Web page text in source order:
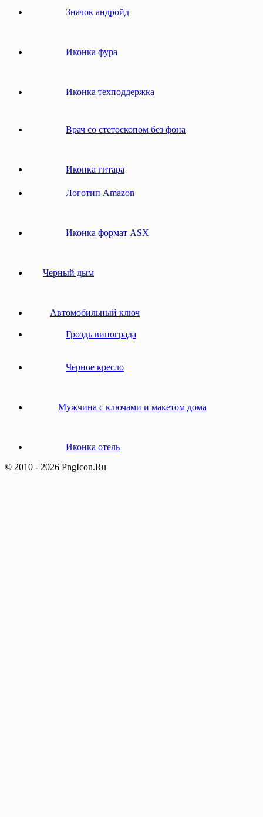
Значок андройд
Иконка фура
Иконка техподдержка
Врач со стетоскопом без фона
Иконка гитара
Логотип Amazon
Иконка формат ASX
Черный дым
Автомобильный ключ
Гроздь винограда
Черное кресло
Мужчина с ключами и макетом дома
Иконка отель
© 2010 - 2026 PngIcon.Ru